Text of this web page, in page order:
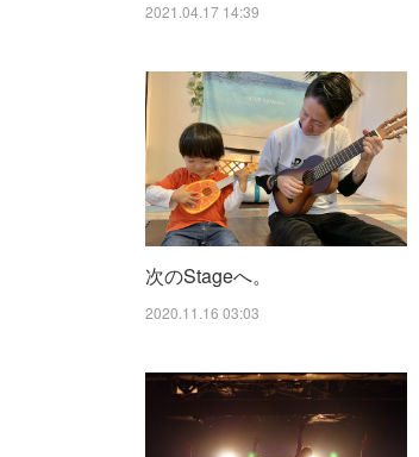
2021.04.17 14:39
次のStageへ。
2020.11.16 03:03